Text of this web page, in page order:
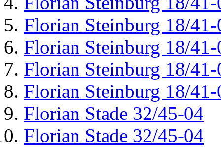
Florian Steinburg 18/41-
Florian Steinburg 18/41-
Florian Steinburg 18/41-
Florian Steinburg 18/41-
Florian Stade 32/45-04
Florian Stade 32/45-04